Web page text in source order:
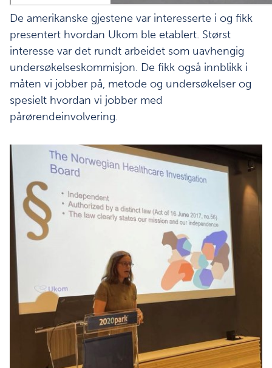
De amerikanske gjestene var interesserte i og fikk
presentert hvordan Ukom ble etablert. Størst
interesse var det rundt arbeidet som uavhengig
undersøkelseskommisjon. De fikk også innblikk i
måten vi jobber på, metode og undersøkelser og
spesielt hvordan vi jobber med
pårørendeinvolvering.